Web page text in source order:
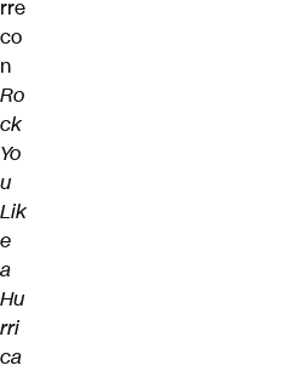
rre
co
n
Ro
ck
Yo
u
Lik
e
a
Hu
rri
ca